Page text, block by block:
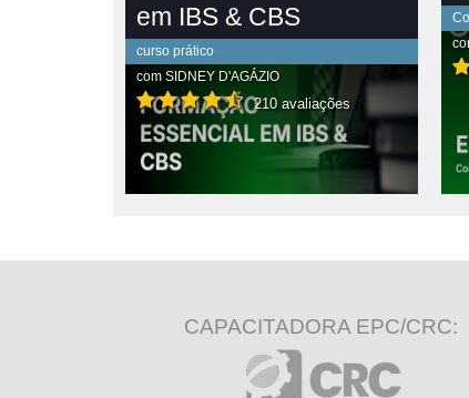
em IBS & CBS
curso prático
com SIDNEY D'AGÁZIO
210 avaliações
VER CONTEÚDO COMPLETO
CAPACITADORA EPC/CRC: